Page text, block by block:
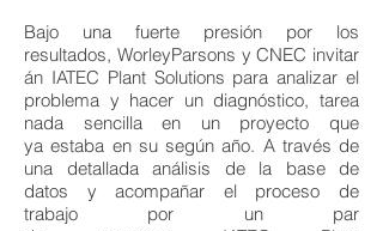
Bajo una fuerte presión por los
resultados, WorleyParsons y CNEC invitar
án IATEC Plant Solutions para analizar el
problema y hacer un diagnóstico, tarea
nada sencilla en un proyecto que
ya estaba en su según año. A través de
una detallada análisis de la base de
datos y acompañar el proceso de
trabajo por un par